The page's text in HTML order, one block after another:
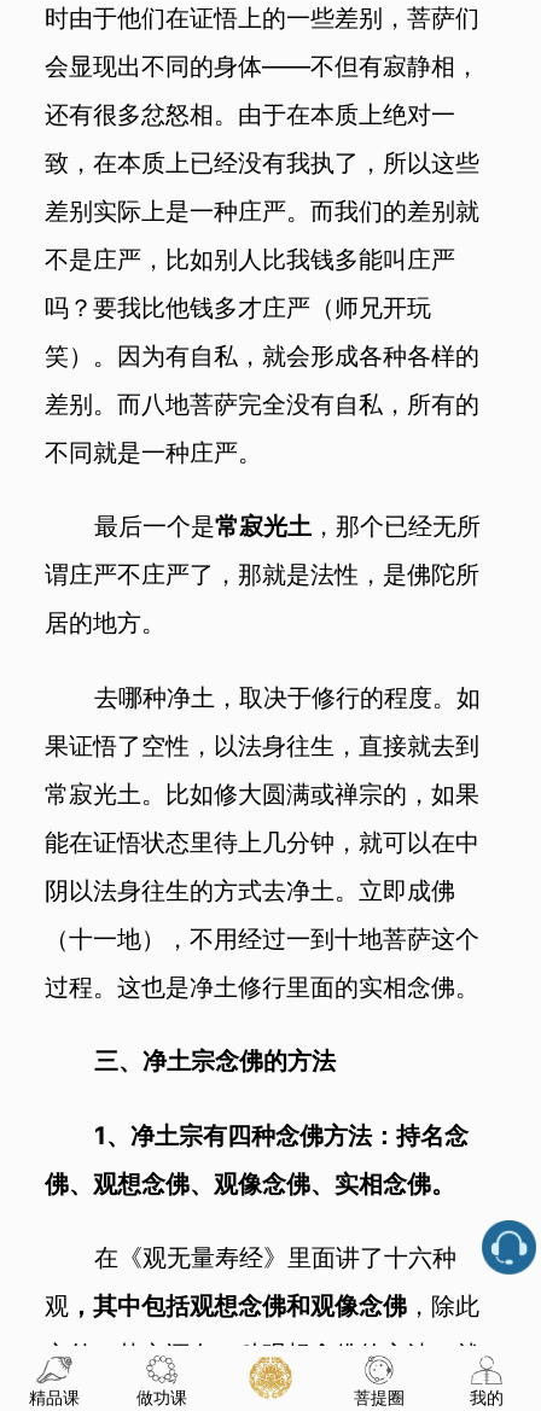
时由于他们在证悟上的一些差别，菩萨们
会显现出不同的身体——不但有寂静相，
还有很多忿怒相。由于在本质上绝对一
致，在本质上已经没有我执了，所以这些
差别实际上是一种庄严。而我们的差别就
不是庄严，比如别人比我钱多能叫庄严
吗？要我比他钱多才庄严（师兄开玩
笑）。因为有自私，就会形成各种各样的
差别。而八地菩萨完全没有自私，所有的
不同就是一种庄严。
最后一个是常寂光土，那个已经无所
谓庄严不庄严了，那就是法性，是佛陀所
居的地方。
去哪种净土，取决于修行的程度。如
果证悟了空性，以法身往生，直接就去到
常寂光土。比如修大圆满或禅宗的，如果
能在证悟状态里待上几分钟，就可以在中
阴以法身往生的方式去净土。立即成佛
（十一地），不用经过一到十地菩萨这个
过程。这也是净土修行里面的实相念佛。
三、净土宗念佛的方法
1、净土宗有四种念佛方法：持名念
佛、观想念佛、观像念佛、实相念佛。
在《观无量寿经》里面讲了十六种
观 ，其中包括观想念佛和观像念佛 ，除此
之外，其实还有一种观想念佛的方法，就
是思维佛陀的功德，思维他的三十二相
精品课 做功课 菩提圈 我的